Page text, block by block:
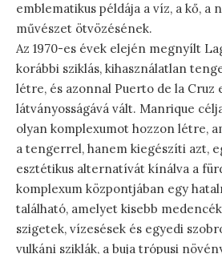
emblematikus példája a víz, a kő, a
művészet ötvözésének.
Az 1970-es évek elején megnyílt
korábbi sziklás, kihasználatlan
létre, és azonnal Puerto de la Cruz
látványosságává vált. Manrique
olyan komplexumot hozzon létre,
a tengerrel, hanem kiegészíti azt,
esztétikus alternatívát kínálva a
komplexum központjában egy
található, amelyet kisebb
szigetek, vízesések és egyedi
vulkáni sziklák, a buja trópusi